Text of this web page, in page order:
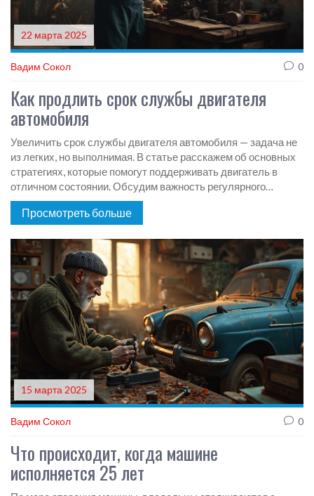
22 марта 2025
Вадим Сокол 0
Как продлить срок службы двигателя
автомобиля
Увеличить срок службы двигателя автомобиля — задача не
из легких, но выполнимая. В статье расскажем об основных
стратегиях, которые помогут поддерживать двигатель в
отличном состоянии. Обсудим важность регулярного
техобслуживания, правильно подобранного топлива и
соблюдения температурного режима. Также затронем
могут привести к преждевременному износу. Понимание
этих аспектов поможет не только сохранить
работоспособность двигателя, но и улучшить качество
вождения.
Просмотреть больше
15 марта 2025
Вадим Сокол 0
Что происходит, когда машине
исполняется 25 лет